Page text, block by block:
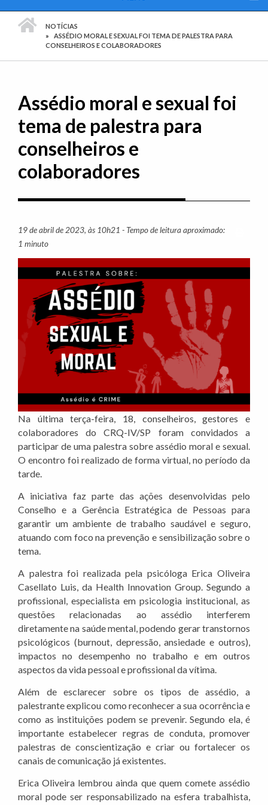
PÁGINA INICIAL
NOTÍCIAS
ASSÉDIO MORAL E SEXUAL FOI TEMA DE PALESTRA PARA
CONSELHEIROS E COLABORADORES
Assédio moral e sexual foi
tema de palestra para
conselheiros e
colaboradores
19 de abril de 2023, às 10h21 - Tempo de leitura aproximado:
1 minuto
Na última terça-feira, 18, conselheiros, gestores e
colaboradores do CRQ-IV/SP foram convidados a
participar de uma palestra sobre assédio moral e sexual.
O encontro foi realizado de forma virtual, no período da
tarde.
A iniciativa faz parte das ações desenvolvidas pelo
Conselho e a Gerência Estratégica de Pessoas para
garantir um ambiente de trabalho saudável e seguro,
atuando com foco na prevenção e sensibilização sobre o
tema.
A palestra foi realizada pela psicóloga Erica Oliveira
Casellato Luis, da Health Innovation Group. Segundo a
profissional, especialista em psicologia institucional, as
questões relacionadas ao assédio interferem
diretamente na saúde mental, podendo gerar transtornos
psicológicos (burnout, depressão, ansiedade e outros),
impactos no desempenho no trabalho e em outros
aspectos da vida pessoal e profissional da vítima.
Além de esclarecer sobre os tipos de assédio, a
palestrante explicou como reconhecer a sua ocorrência e
como as instituições podem se prevenir. Segundo ela, é
importante estabelecer regras de conduta, promover
palestras de conscientização e criar ou fortalecer os
canais de comunicação já existentes.
Erica Oliveira lembrou ainda que quem comete assédio
moral pode ser responsabilizado na esfera trabalhista,